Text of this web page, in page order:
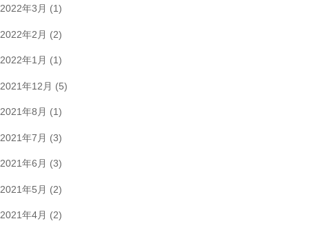
2022年3月 (1)
2022年2月 (2)
2022年1月 (1)
2021年12月 (5)
2021年8月 (1)
2021年7月 (3)
2021年6月 (3)
2021年5月 (2)
2021年4月 (2)